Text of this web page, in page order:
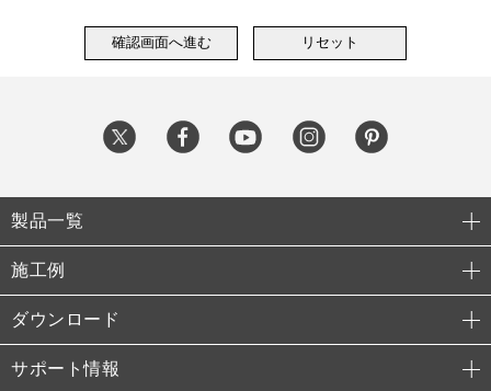
製品一覧
施工例
ダウンロード
サポート情報